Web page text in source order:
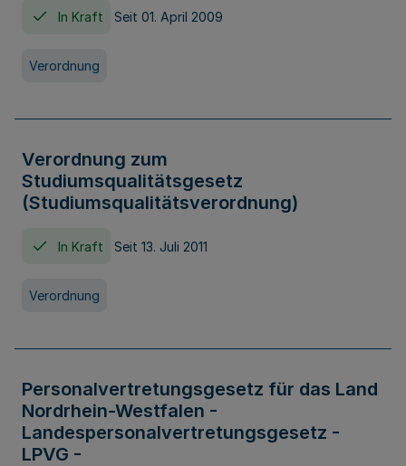
In Kraft Seit 01. April 2009
Verordnung
Verordnung zum
Studiumsqualitätsgesetz
(Studiumsqualitätsverordnung)
In Kraft Seit 13. Juli 2011
Verordnung
Personalvertretungsgesetz für das Land
Nordrhein-Westfalen -
Landespersonalvertretungsgesetz -
LPVG -